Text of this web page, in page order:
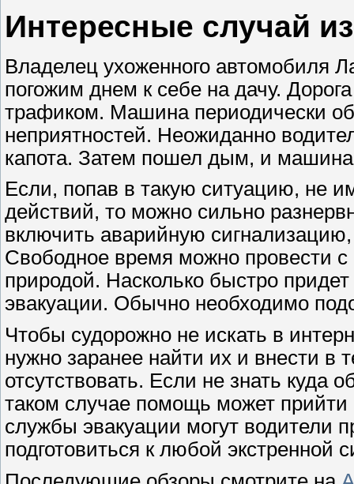
Интересные случай
Владелец ухоженного автомобиля
погожим днем к себе на дачу.
трафиком. Машина периодически
неприятностей. Неожиданно
капота. Затем пошел дым, и машина
Если, попав в такую ситуацию, не
действий, то можно сильно
включить аварийную
Свободное время можно провести
природой. Насколько быстро
эвакуации. Обычно необходимо
Чтобы судорожно не искать в
нужно заранее найти их и внести в
отсутствовать. Если не знать куда
таком случае помощь может прийти
службы эвакуации могут водители
подготовиться к любой экстренной